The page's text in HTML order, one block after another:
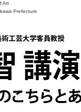
Art
Prefecture